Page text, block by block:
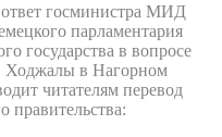
ответ госминистра МИД
парламентария
государства в вопросе
Ходжалы в Нагорном
читателям перевод
правительства: